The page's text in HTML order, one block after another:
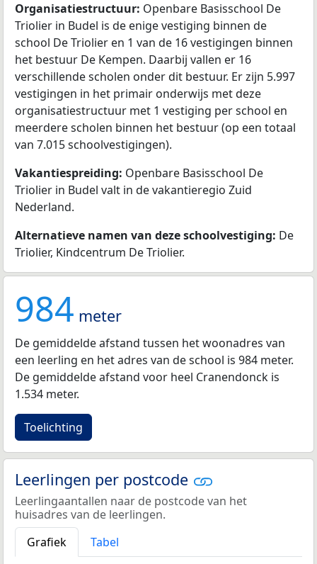
Organisatiestructuur: Openbare Basisschool De
Triolier in Budel is de enige vestiging binnen de
school De Triolier en 1 van de 16 vestigingen binnen
het bestuur De Kempen. Daarbij vallen er 16
verschillende scholen onder dit bestuur. Er zijn 5.997
vestigingen in het primair onderwijs met deze
organisatiestructuur met 1 vestiging per school en
meerdere scholen binnen het bestuur (op een totaal
van 7.015 schoolvestigingen).
Vakantiespreiding: Openbare Basisschool De
Triolier in Budel valt in de vakantieregio Zuid
Nederland.
Alternatieve namen van deze schoolvestiging: De
Triolier, Kindcentrum De Triolier.
984 meter
De gemiddelde afstand tussen het woonadres van
een leerling en het adres van de school is 984 meter.
De gemiddelde afstand voor heel Cranendonck is
1.534 meter.
Toelichting
Leerlingen per postcode
Leerlingaantallen naar de postcode van het
huisadres van de leerlingen.
Grafiek
Tabel